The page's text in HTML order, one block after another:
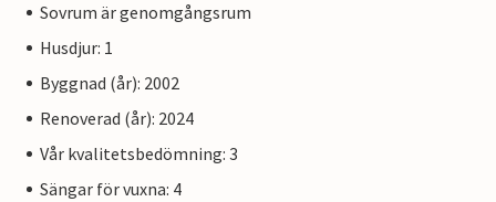
Sovrum är genomgångsrum
Husdjur: 1
Byggnad (år): 2002
Renoverad (år): 2024
Vår kvalitetsbedömning: 3
Sängar för vuxna: 4